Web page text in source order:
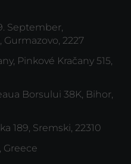
September,
Gurmazovo, 2227
Pinkové Kračany 515,
Borsului 38K, Bihor,
189, Sremski, 22310
Greece